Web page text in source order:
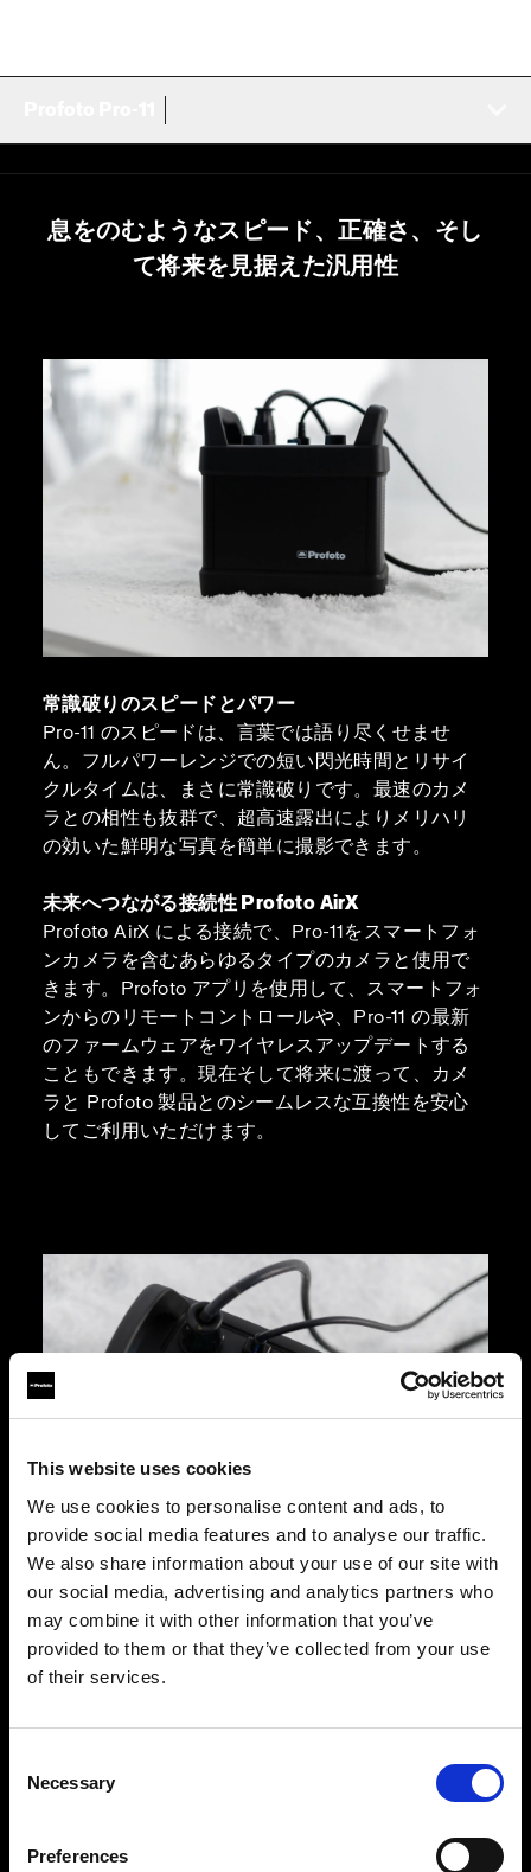
This website uses cookies
We use cookies to personalise content and ads, to
provide social media features and to analyse our traffic.
We also share information about your use of our site with
our social media, advertising and analytics partners who
may combine it with other information that you’ve
provided to them or that they’ve collected from your use
of their services.
Selection
Necessary
Preferences
息をのむようなスピード、正確さ、そし
て将来を見据えた汎用性
常識破りのスピードとパワー
Pro-11 のスピードは、言葉では語り尽くせませ
ん。フルパワーレンジでの短い閃光時間とリサイ
クルタイムは、まさに常識破りです。最速のカメ
ラとの相性も抜群で、超高速露出によりメリハリ
の効いた鮮明な写真を簡単に撮影できます。
未来へつながる接続性 Profoto AirX
Profoto AirX による接続で、Pro-11をスマートフォ
ンカメラを含むあらゆるタイプのカメラと使用で
きます。Profoto アプリを使用して、スマートフォ
ンからのリモートコントロールや、Pro-11 の最新
のファームウェアをワイヤレスアップデートする
こともできます。現在そして将来に渡って、カメ
ラと Profoto 製品とのシームレスな互換性を安心
してご利用いただけます。
驚異的な高精度とコントロール
11 f-stop の出力レンジを持ち、指先ひとつで求め
る光を簡単に形作ることができます。光量の調整
は、2.4～2400Ws の範囲から 1/10 f-stop 刻みで
ワーとコントロールがすべて備わっています。
Pro-11 は、驚異的な一貫性を保ったまま、ハイボ